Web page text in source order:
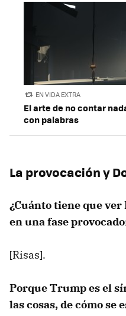
EN VIDA EXTRA
El arte de no contar
con palabras
La provocación y
¿Cuánto tiene que
en una fase
[Risas].
Porque Trump es el
las cosas, de cómo se